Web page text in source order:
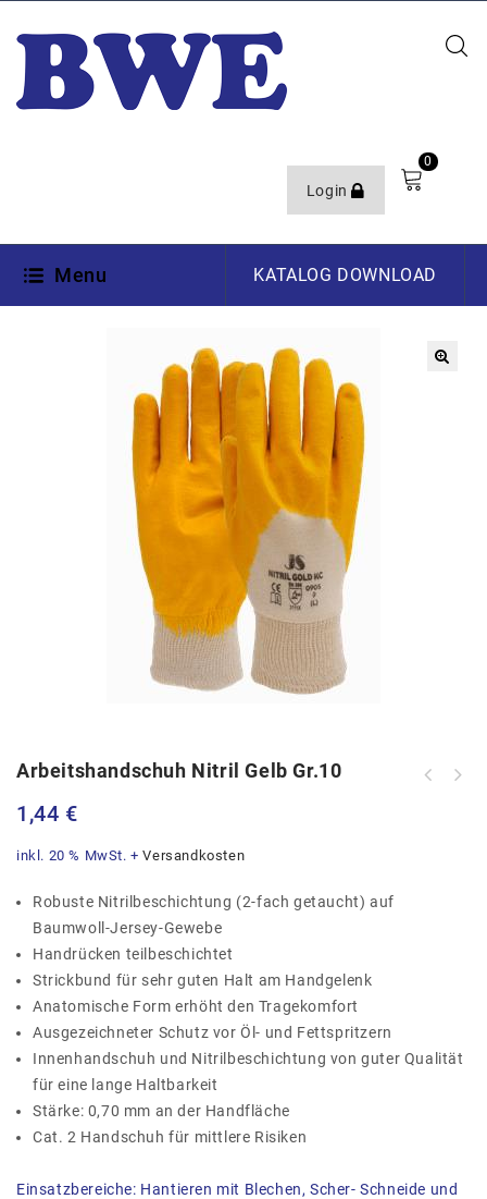
Login
0
Menu KATALOG DOWNLOAD
Arbeitshandschuh Nitril Gelb Gr.10
1,44 €
inkl. 20 % MwSt. +Versandkosten
Robuste Nitrilbeschichtung (2-fach getaucht) auf
Baumwoll-Jersey-Gewebe
Handrücken teilbeschichtet
Strickbund für sehr guten Halt am Handgelenk
Anatomische Form erhöht den Tragekomfort
Ausgezeichneter Schutz vor Öl- und Fettspritzern
Innenhandschuh und Nitrilbeschichtung von guter Qualität
für eine lange Haltbarkeit
Stärke: 0,70 mm an der Handfläche
Cat. 2 Handschuh für mittlere Risiken
Einsatzbereiche: Hantieren mit Blechen, Scher- Schneide und